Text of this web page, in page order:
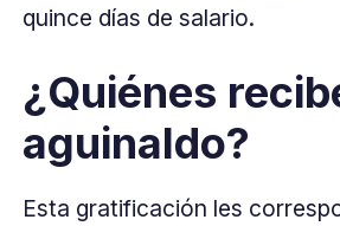
quince días de salario.
¿Quiénes
aguinaldo?
Esta gratificación les